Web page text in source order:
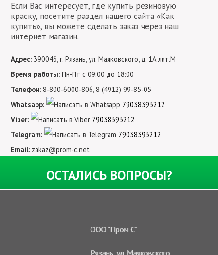
Если Вас интересует, где купить резиновую
краску, посетите раздел нашего сайта «Как
купить», вы можете сделать заказ через наш
интернет магазин.
Адрес: 390046, г. Рязань, ул. Маяковского, д. 1А лит.М
Время работы: Пн-Пт с 09:00 до 18:00
Телефон: 8-800-6000-806,8 (4912) 99-85-05
Whatsapp:
79038393212
Viber:
79038393212
Telegram:
79038393212
Email: zakaz@prom-c.net
ОСТАЛИСЬВОПРОСЫ?
ООО "Пром С"
Рязань, ул. Маяковского,